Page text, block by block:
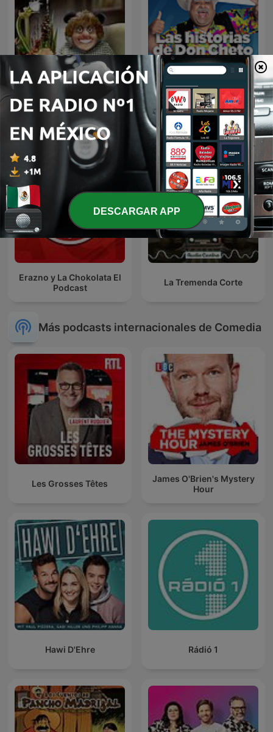
Panda Show (NO OFICIAL)
Las Historias de Don
Cheto
Erazno y La Chokolata El
Podcast
La Tremenda Corte
Más podcasts internacionales de Comedia
Les Grosses Têtes
James O'Brien's Mystery
Hour
Hawi D'Ehre Rádió 1
DESCARGAR APP